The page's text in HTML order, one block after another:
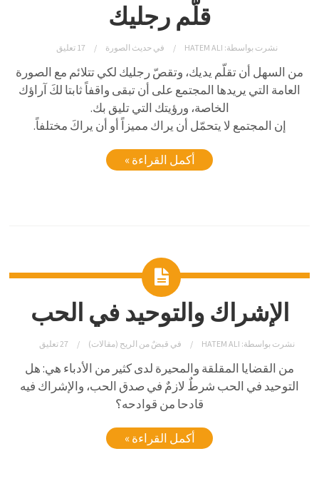
قلّم رجليك
نشرت بواسطة: HATEM ALI فيحديث الصورة 17 تعليق
من السهل أن تقلّم يديك، وتقصّ رجليك لكي تتلائم مع الصورة
العامة التي يريدها المجتمع على أن تبقى واقفاً ثابتا لكَ آراؤك
الخاصة، ورؤيتك التي تليق بك.
إن المجتمع لا يتحمّل أن يراك مميزاً أو أن يراكَ مختلفاً.
أكمل القراءة »
الإشراك والتوحيد في الحب
نشرت بواسطة: HATEM ALI في قبضٌ من الريح (مقالات) 27 تعليق
من القضايا المقلقة والمحيرة لدى كثير من الأدباء هي: هل
التوحيد في الحب شرطٌ لازمٌ في صدق الحب، والإشراك فيه
قادحا من قوادحه؟
أكمل القراءة »